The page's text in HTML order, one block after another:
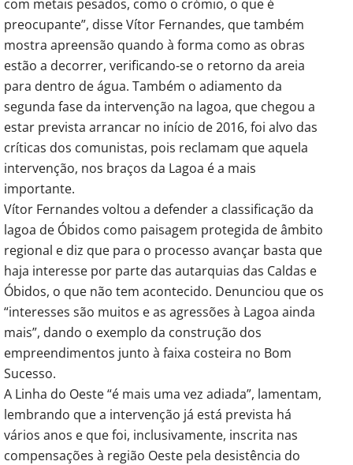
com metais pesados, como o crómio, o que é
preocupante”, disse Vítor Fernandes, que também
mostra apreensão quando à forma como as obras
estão a decorrer, verificando-se o retorno da areia
para dentro de água. Também o adiamento da
segunda fase da intervenção na lagoa, que chegou a
estar prevista arrancar no início de 2016, foi alvo das
críticas dos comunistas, pois reclamam que aquela
intervenção, nos braços da Lagoa é a mais
importante.
Vítor Fernandes voltou a defender a classificação da
lagoa de Óbidos como paisagem protegida de âmbito
regional e diz que para o processo avançar basta que
haja interesse por parte das autarquias das Caldas e
Óbidos, o que não tem acontecido. Denunciou que os
“interesses são muitos e as agressões à Lagoa ainda
mais”, dando o exemplo da construção dos
empreendimentos junto à faixa costeira no Bom
Sucesso.
A Linha do Oeste “é mais uma vez adiada”, lamentam,
lembrando que a intervenção já está prevista há
vários anos e que foi, inclusivamente, inscrita nas
compensações à região Oeste pela desistência do